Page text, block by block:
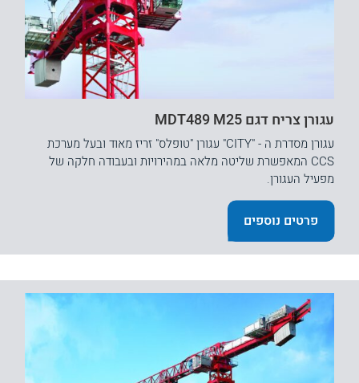
עגורן צריח דגם MDT489 M25
עגורן מסדרת ה - "CITY" עגורן "טופלס" זריז מאוד ובעל מערכת
CCS המאפשרת שליטה מלאה במהירויות ובעבודה חלקה של
מפעיל העגורן.
פרטים נוספים